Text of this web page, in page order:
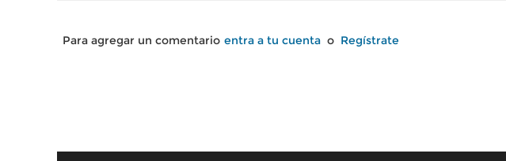
Para agregar un comentario entra a tu cuenta o Regístrate